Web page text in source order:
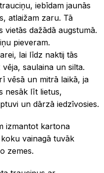
iebīdam jaunās
atlaižam zaru. Tā
dažādā augstumā.
pieveram.
lai līdz naktij tās
saulaina un silta.
vēsā un mitrā laikā, ja
nesāk līt lietus,
un dārzā iedzīvosies.
izmantot kartona
vainagā tuvāk
zemes.